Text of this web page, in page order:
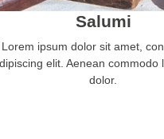
Salumi
Lorem ipsum dolor sit amet,
elit. Aenean commodo
dolor.